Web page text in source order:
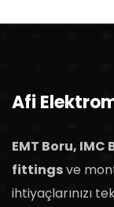
Afi
EMT Boru,
fittingsve
ihtiyaçlarınızı